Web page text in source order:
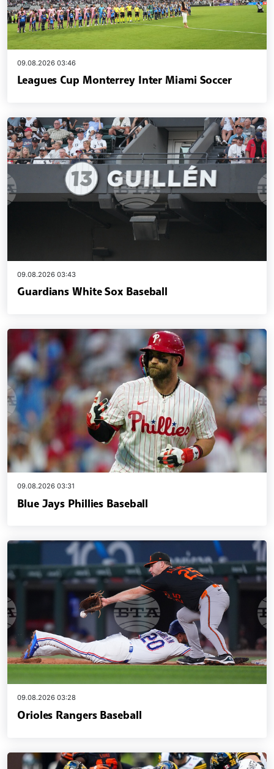
09.08.2026 03:46
Leagues Cup Monterrey Inter Miami Soccer
09.08.2026 03:43
Guardians White Sox Baseball
09.08.2026 03:31
Blue Jays Phillies Baseball
09.08.2026 03:28
Orioles Rangers Baseball